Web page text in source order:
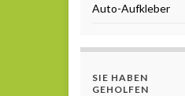
Auto-Aufkleber
SIE HABEN
GEHOLFEN